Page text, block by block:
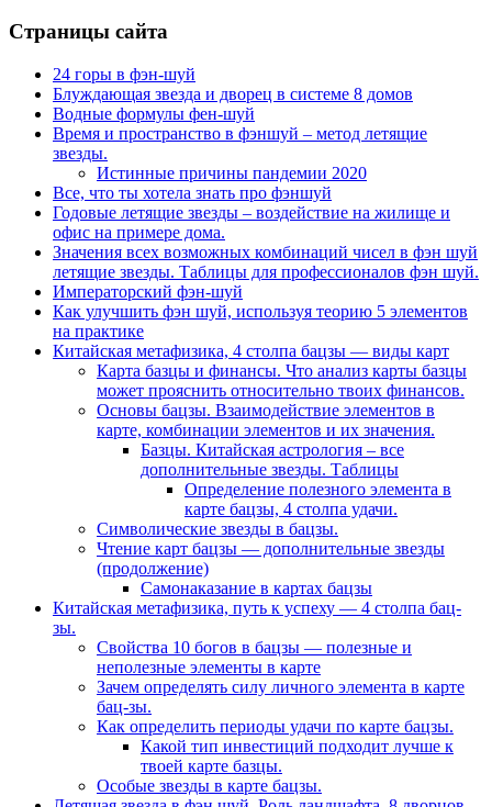
Страницы сайта
24 горы в фэн-шуй
Блуждающая звезда и дворец в системе 8 домов
Водные формулы фен-шуй
Время и пространство в фэншуй – метод летящие
звезды.
Истинные причины пандемии 2020
Все, что ты хотела знать про фэншуй
Годовые летящие звезды – воздействие на жилище и
офис на примере дома.
Значения всех возможных комбинаций чисел в фэн шуй
летящие звезды. Таблицы для профессионалов фэн шуй.
Императорский фэн-шуй
Как улучшить фэн шуй, используя теорию 5 элементов
на практике
Китайская метафизика, 4 столпа бацзы — виды карт
Карта базцы и финансы. Что анализ карты базцы
может прояснить относительно твоих финансов.
Основы бацзы. Взаимодействие элементов в
карте, комбинации элементов и их значения.
Базцы. Китайская астрология – все
дополнительные звезды. Таблицы
Определение полезного элемента в
карте бацзы, 4 столпа удачи.
Символические звезды в бацзы.
Чтение карт бацзы — дополнительные звезды
(продолжение)
Самонаказание в картах бацзы
Китайская метафизика, путь к успеху — 4 столпа бац-
зы.
Свойства 10 богов в бацзы — полезные и
неполезные элементы в карте
Зачем определять силу личного элемента в карте
бац-зы.
Как определить периоды удачи по карте бацзы.
Какой тип инвестиций подходит лучше к
твоей карте базцы.
Особые звезды в карте бацзы.